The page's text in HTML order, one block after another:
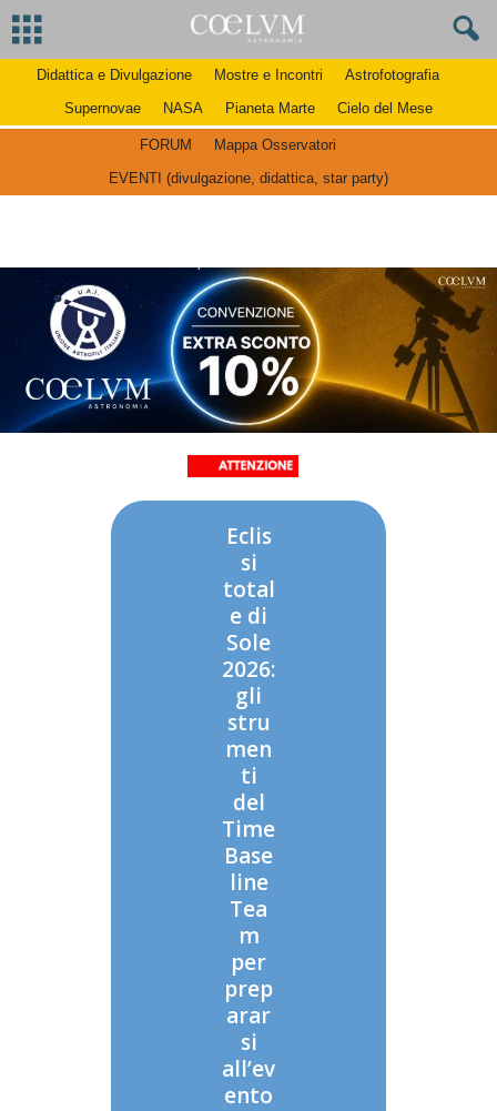
Didattica e Divulgazione Mostre e Incontri
Astrofotografia
Supernovae
NASA Pianeta Marte Cielo del Mese
FORUM
Mappa Osservatori
EVENTI (divulgazione, didattica, star party)
Eclis
si
total
e di
Sole
2026:
gli
stru
men
ti
del
Time
Base
line
Tea
m
per
prep
arar
si
all’ev
ento